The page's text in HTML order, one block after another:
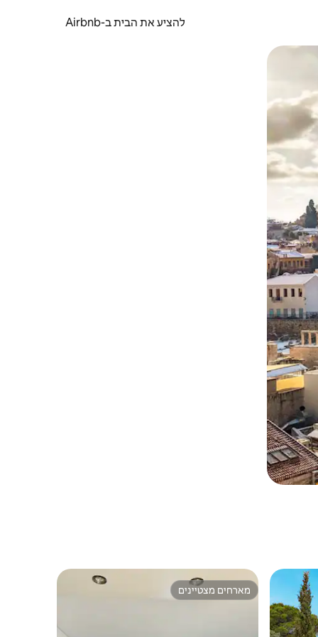
להציע את הבית ב-Airbnb
מארחים מצטיינים
מארחים מצטיינים